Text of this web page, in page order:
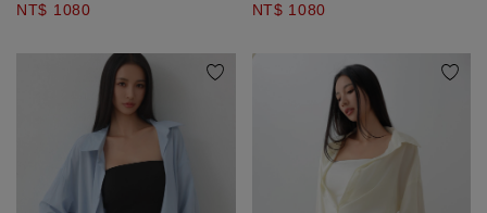
NT$ 1080 NT$ 1080